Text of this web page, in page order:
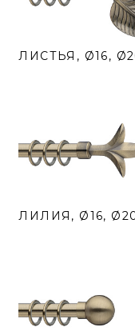
ЛИСТЬЯ, Ø16,
ЛИЛИЯ, Ø16,